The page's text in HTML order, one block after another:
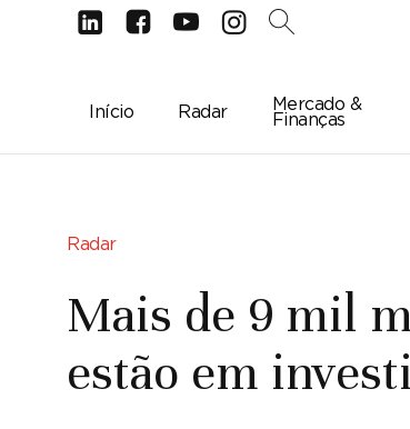
d e g c 2
Início Radar
Mercado &
Finanças
Radar
Mais de 9 mil
estão em